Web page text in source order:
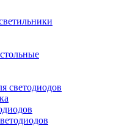
светодиодов